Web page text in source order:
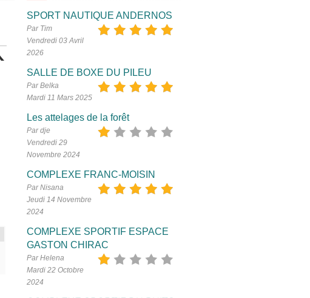
SPORT NAUTIQUE ANDERNOS
Par Tim
Vendredi 03 Avril
2026
SALLE DE BOXE DU PILEU
Par Belka
Mardi 11 Mars 2025
Les attelages de la forêt
Par dje
Vendredi 29
Novembre 2024
COMPLEXE FRANC-MOISIN
Par Nisana
Jeudi 14 Novembre
2024
COMPLEXE SPORTIF ESPACE
GASTON CHIRAC
Par Helena
Mardi 22 Octobre
2024